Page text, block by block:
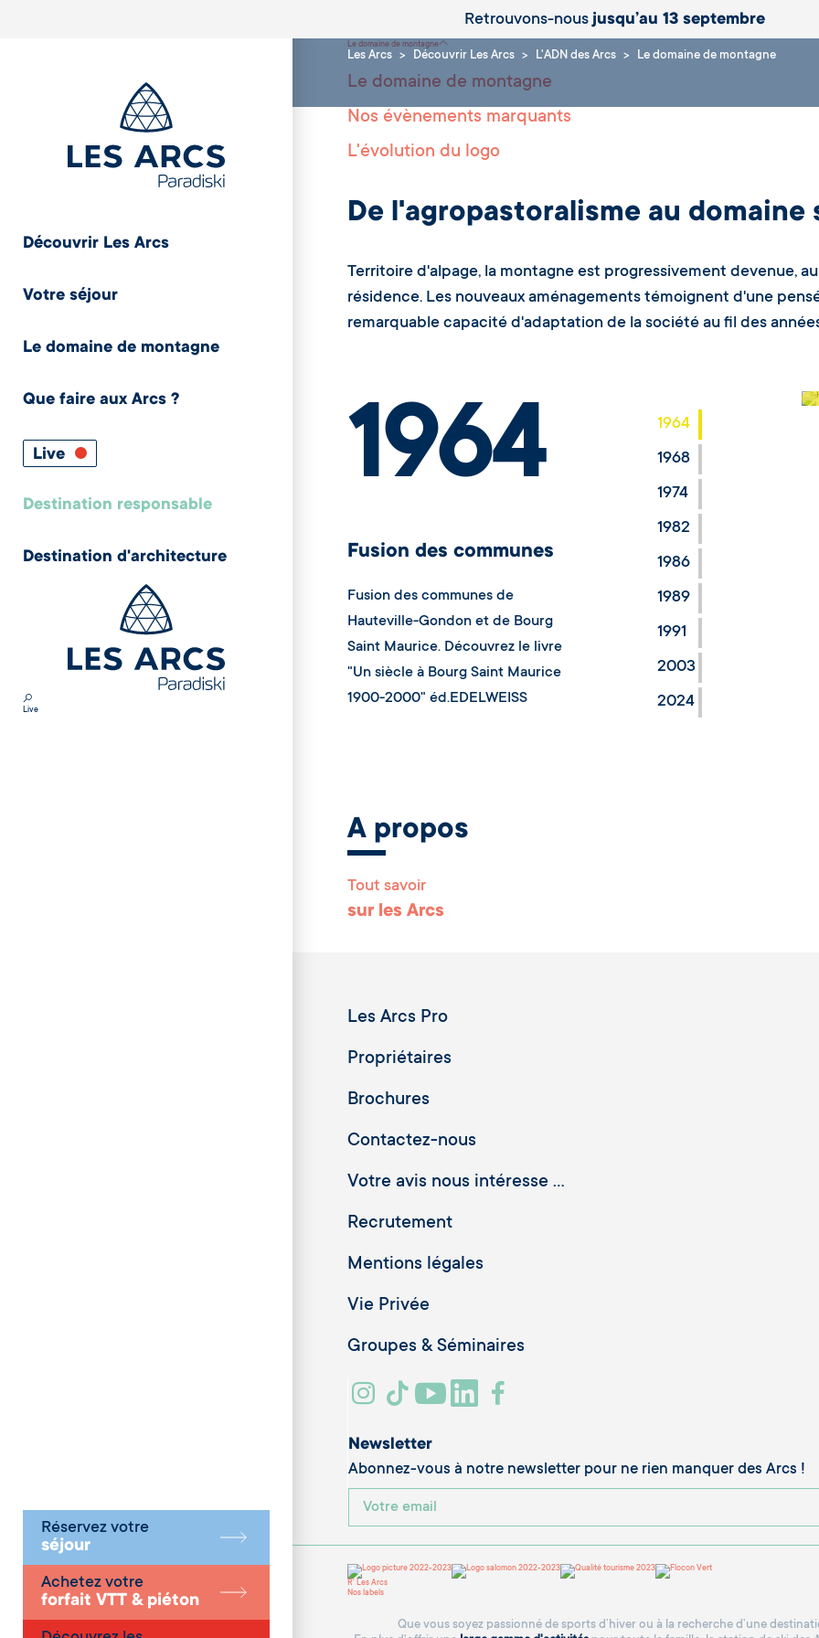
Retrouvons-nousjusqu’au 13 septembre
Découvrir Les Arcs
Votre séjour
Le domaine de montagne
Que faire aux Arcs ?
Live
Destination responsable
Destination d'architecture
Réservez votre
séjour
Achetez votre
forfait VTT & piéton
Live
Les Arcs Découvrir Les Arcs L'ADN des Arcs Le domaine de montagne
Le domaine de montagne
Le domaine de montagne
Nos évènements marquants
L'évolution du logo
De l'agropastoralisme au domaine
Territoire d'alpage, la montagne est progressivement devenue,
résidence. Les nouveaux aménagements témoignent d'une
remarquable capacité d'adaptation de la société au fil des
1964
Fusion des communes
Fusion des communes de
Hauteville-Gondon et de Bourg
Saint Maurice. Découvrez le livre
"Un siècle à Bourg Saint Maurice
1900-2000" éd.EDELWEISS
1964
1968
1974
1982
1986
1989
1991
2003
2024
A propos
Tout savoir
sur les Arcs
Les Arcs Pro
Propriétaires
Brochures
Contactez-nous
Votre avis nous intéresse ...
Recrutement
Mentions légales
Vie Privée
Groupes & Séminaires
Newsletter
Abonnez-vous à notre newsletter pour ne rien manquer des Arcs !
R' Les Arcs
Nos labels
Que vous soyez passionné de sports d’hiver ou à la recherche d’une